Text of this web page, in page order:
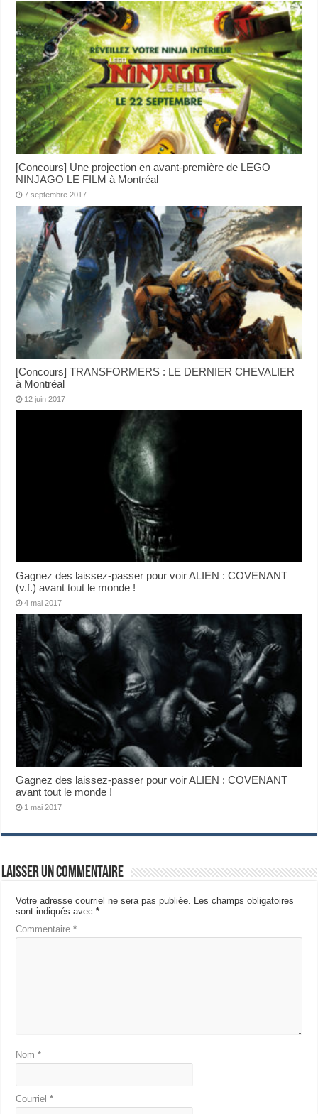
[Concours] Une projection en avant-première de LEGO
NINJAGO LE FILM à Montréal
7 septembre 2017
[Concours] TRANSFORMERS : LE DERNIER CHEVALIER
à Montréal
12 juin 2017
Gagnez des laissez-passer pour voir ALIEN : COVENANT
(v.f.) avant tout le monde !
4 mai 2017
Gagnez des laissez-passer pour voir ALIEN : COVENANT
avant tout le monde !
1 mai 2017
Laisser un commentaire
Votre adresse courriel ne sera pas publiée. Les champs obligatoires
sont indiqués avec*
Commentaire*
Nom*
Courriel*